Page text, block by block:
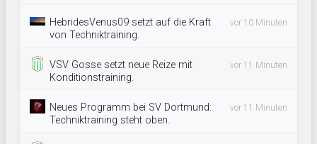
HebridesVenus09 setzt auf die Kraft
von Techniktraining.
vor 10 Minuten
VSV Gosse setzt neue Reize mit
Konditionstraining.
vor 11 Minuten
Neues Programm bei SV Dortmund:
Techniktraining steht oben.
vor 11 Minuten